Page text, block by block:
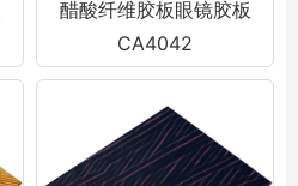
醋酸纤维胶板眼镜胶板
CA4042